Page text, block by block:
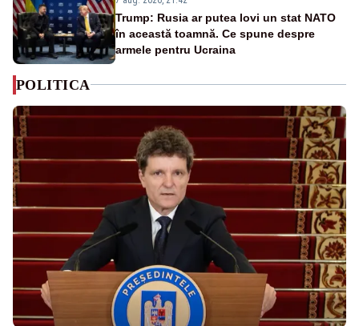
Trump: Rusia ar putea lovi un stat NATO
în această toamnă. Ce spune despre
armele pentru Ucraina
POLITICA